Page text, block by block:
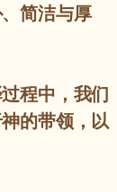
简洁与厚
程中，我们
的带领，以